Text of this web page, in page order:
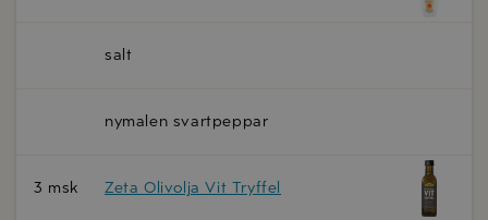
salt
nymalen svartpeppar
3 msk Zeta Olivolja Vit Tryffel